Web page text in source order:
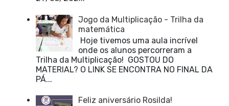
Jogo da Multiplicação - Trilha da
matemática
Hoje tivemos uma aula incrível
onde os alunos percorreram a
Trilha da Multiplicação! GOSTOU DO
MATERIAL? O LINK SE ENCONTRA NO FINAL DA
PÁ...
Feliz aniversário Rosilda!